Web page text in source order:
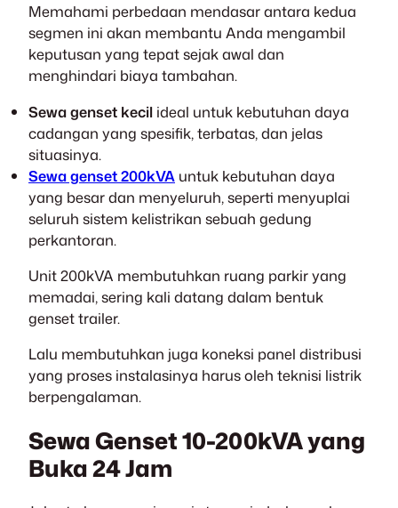
Memahami perbedaan mendasar antara kedua
segmen ini akan membantu Anda mengambil
keputusan yang tepat sejak awal dan
menghindari biaya tambahan.
Sewa genset kecil ideal untuk kebutuhan daya
cadangan yang spesifik, terbatas, dan jelas
situasinya.
Sewa genset 200kVA untuk kebutuhan daya
yang besar dan menyeluruh, seperti menyuplai
seluruh sistem kelistrikan sebuah gedung
perkantoran.
Unit 200kVA membutuhkan ruang parkir yang
memadai, sering kali datang dalam bentuk
genset trailer.
Lalu membutuhkan juga koneksi panel distribusi
yang proses instalasinya harus oleh teknisi listrik
berpengalaman.
Sewa Genset 10-200kVA yang
Buka 24 Jam